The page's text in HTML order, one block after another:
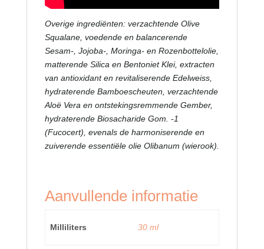
Overige ingrediënten: verzachtende Olive
Squalane, voedende en balancerende
Sesam-, Jojoba-, Moringa- en Rozenbottelolie,
matterende Silica en Bentoniet Klei, extracten
van antioxidant en revitaliserende Edelweiss,
hydraterende Bamboescheuten, verzachtende
Aloë Vera en ontstekingsremmende Gember,
hydraterende Biosacharide Gom. -1
(Fucocert), evenals de harmoniserende en
zuiverende essentiële olie Olibanum (wierook).
Aanvullende informatie
Milliliters 30 ml